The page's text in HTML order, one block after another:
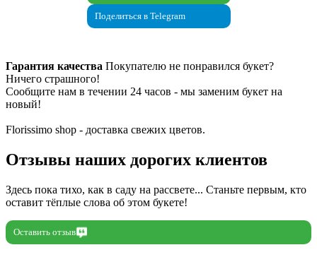
Поделиться в Telegram
Гарантия качества Покупателю не понравился букет?
Ничего страшного!
Сообщите нам в течении 24 часов - мы заменим букет на
новый!
Florissimo shop - доставка свежих цветов.
Отзывы наших дорогих клиентов
Здесь пока тихо, как в саду на рассвете... Станьте первым, кто
оставит тёплые слова об этом букете!
Оставить отзыв